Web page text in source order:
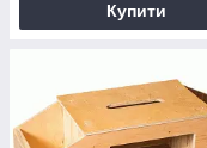
Купити